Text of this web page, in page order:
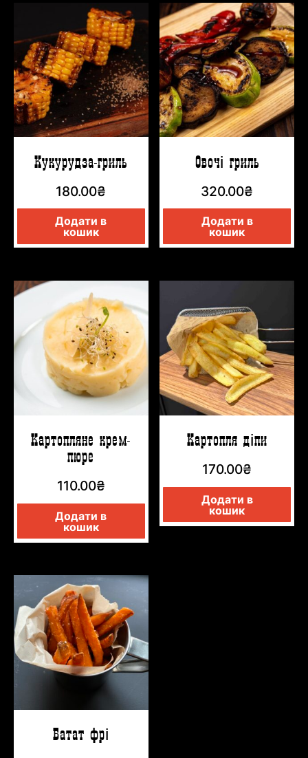
Кукурудза-гриль
180.00₴
Додати в
кошик
Овочі гриль
320.00₴
Додати в
кошик
Картопляне крем-
пюре
110.00₴
Додати в
кошик
Картопля діпи
170.00₴
Додати в
кошик
Батат фрі